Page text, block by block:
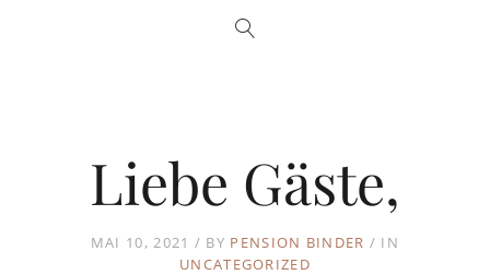
Liebe Gäste,
MAI 10, 2021 BY PENSION BINDER
IN
UNCATEGORIZED